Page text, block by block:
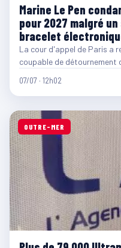
Marine Le Pen
pour 2027 malgré
bracelet
La cour d'appel de Paris a
coupable de détournement
07/07 · 12h02
OUTRE-MER